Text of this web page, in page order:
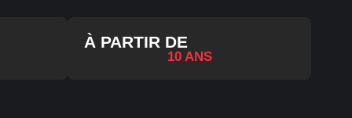
À PARTIR DE
10 ANS